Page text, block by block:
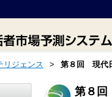
リジェンス > 第８回 現代
第８